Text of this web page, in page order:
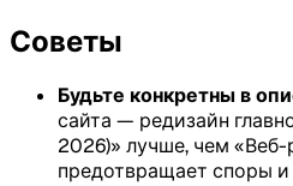
Советы
Будьте конкретны в
сайта — редизайн
2026)» лучше, чем
предотвращает споры и